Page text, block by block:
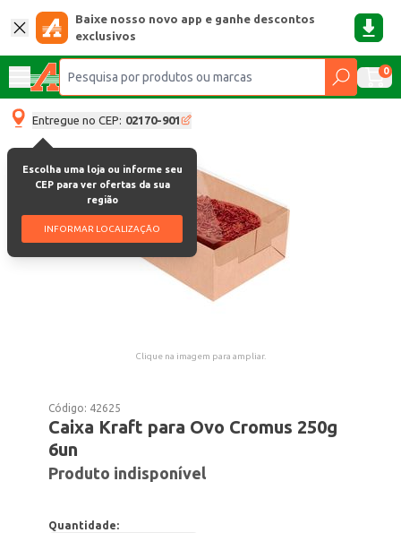
Baixe nosso novo app e ganhe descontos
exclusivos
0
Entregue no CEP: 02170-901
Escolha uma loja ou informe seu
CEP para ver ofertas da sua
região
INFORMAR LOCALIZAÇÃO
Clique na imagem para ampliar.
Código: 42625
Caixa Kraft para Ovo Cromus 250g
6un
Produto indisponível
Quantidade: